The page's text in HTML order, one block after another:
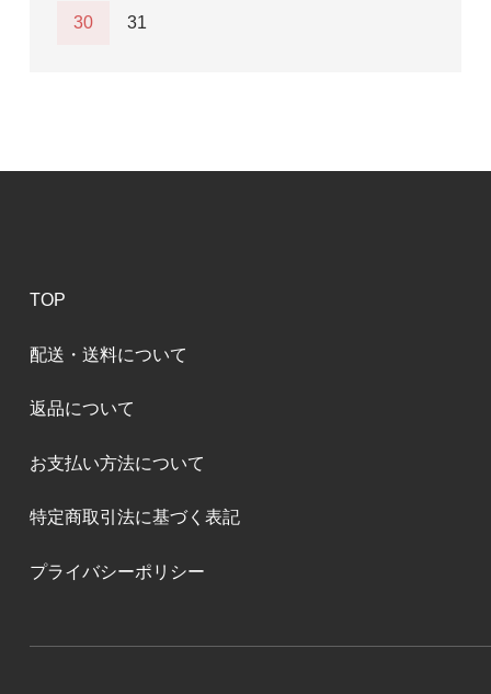
30 31
TOP
配送・送料について
返品について
お支払い方法について
特定商取引法に基づく表記
プライバシーポリシー